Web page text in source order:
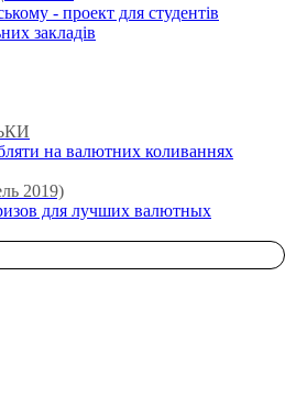
- проект для студентів
закладів
на валютних коливаннях
2019)
для лучших валютных